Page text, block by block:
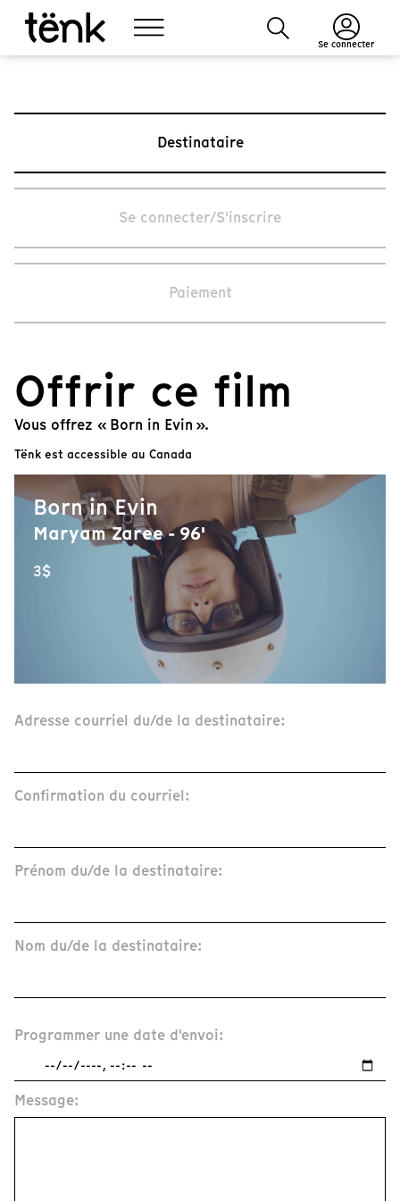
Se connecter
Destinataire
Se connecter/S'inscrire
Paiement
Offrir ce film
Vous offrez « Born in Evin ».
Tënk est accessible au Canada
Born in Evin
Maryam Zaree - 96'
3$
Adresse courriel du/de la destinataire:
Confirmation du courriel:
Prénom du/de la destinataire:
Nom du/de la destinataire:
Programmer une date d'envoi:
Message: